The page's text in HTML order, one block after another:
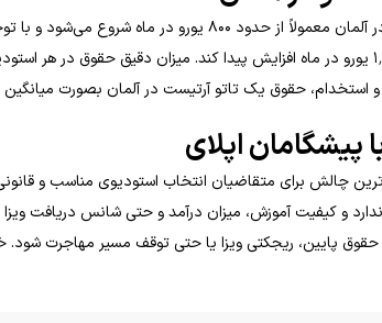
حقوق ماهیانه آوسبیلدونگ تاتو در آلمان معمولاً از
طول دوره، می‌تواند تا حدود ۱٬۲۰۰ یورو در ماه افزایش پیدا کند. میزان
حقوق یک تاتو آرتیست در آلمان بصورت میانگین بین ۲۰۰۰ تا ۲۵۰۰ یورو
پیشگامان اپلای
چالش برای متقاضیان انتخاب استودیوی مناسب و
و کیفیت آموزش، میزان درآمد و حتی شانس دریافت ویزا
حقوق پایین، ریجکتی ویزا یا حتی توقف مسیر مهاجرت